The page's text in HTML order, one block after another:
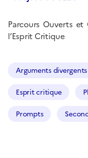
Parcours Ouverts et
l’Esprit Critique
Arguments divergents
Esprit critique
Prompts